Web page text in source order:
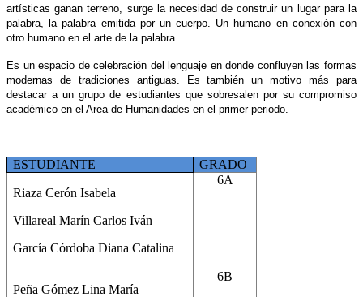
artísticas ganan terreno, surge la necesidad de construir un lugar para la
palabra, la palabra emitida por un cuerpo. Un humano en conexión con
otro humano en el arte de la palabra.
Es un espacio de celebración del lenguaje en donde confluyen las formas
modernas de tradiciones antiguas. Es también un motivo más para
destacar a un grupo de estudiantes que sobresalen por su compromiso
académico en el Area de Humanidades en el primer periodo.
ESTUDIANTE GRADO
Riaza Cerón Isabela
Villareal Marín Carlos Iván
García Córdoba Diana Catalina
6A
Peña Gómez Lina María
6B